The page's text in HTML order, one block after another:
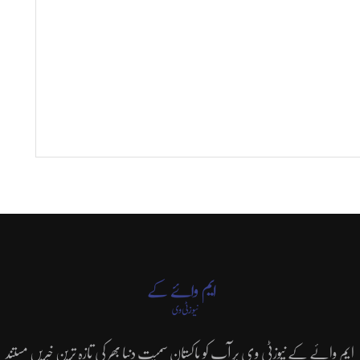
ایم وائے کے نیوزٹی وی پر آپ کو پاکستان سمیت دنیا بھر کی تازہ ترین خبریں مستند